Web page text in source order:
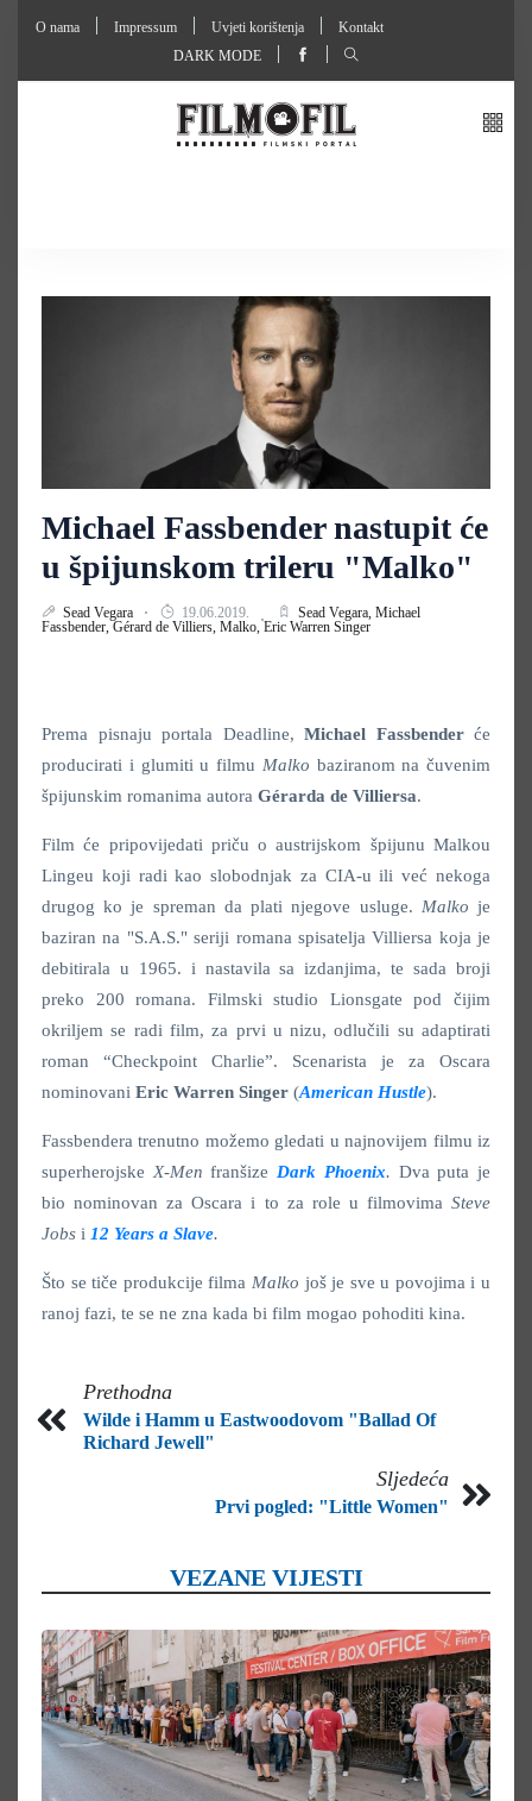
O nama Impressum Uvjeti korištenja
Kontakt
DARK MODE
Michael Fassbender nastupit će
u špijunskom trileru "Malko"
Sead Vegara 19.06.2019. Sead Vegara, Michael
Fassbender, Gérard de Villiers, Malko, Eric Warren Singer
Prema pisnaju portala Deadline, Michael Fassbenderće
producirati i glumiti u filmu Malko baziranom na čuvenim
špijunskim romanima autora Gérarda de Villiersa.
Film će pripovijedati priču o austrijskom špijunu Malkou
Lingeu koji radi kao slobodnjak za CIA-u ili već nekoga
drugog ko je spreman da plati njegove usluge. Malkoje
baziran na "S.A.S." seriji romana spisatelja Villiersa koja je
debitirala u 1965. i nastavila sa izdanjima, te sada broji
preko 200 romana. Filmski studio Lionsgate pod čijim
okriljem se radi film, za prvi u nizu, odlučili su adaptirati
roman “Checkpoint Charlie”. Scenarista je za Oscara
nominovani Eric Warren Singer (American Hustle).
Fassbendera trenutno možemo gledati u najnovijem filmu iz
superherojske X-Menfranšize Dark Phoenix. Dva puta je
bio nominovan za Oscara i to za role u filmovima Steve
Jobs i 12 Years a Slave.
Što se tiče produkcije filma Malko još je sve u povojima i u
ranoj fazi, te se ne zna kada bi film mogao pohoditi kina.
Prethodna
Wilde i Hamm u Eastwoodovom "Ballad Of
Richard Jewell"
Sljedeća
Prvi pogled: "Little Women"
VEZANE VIJESTI